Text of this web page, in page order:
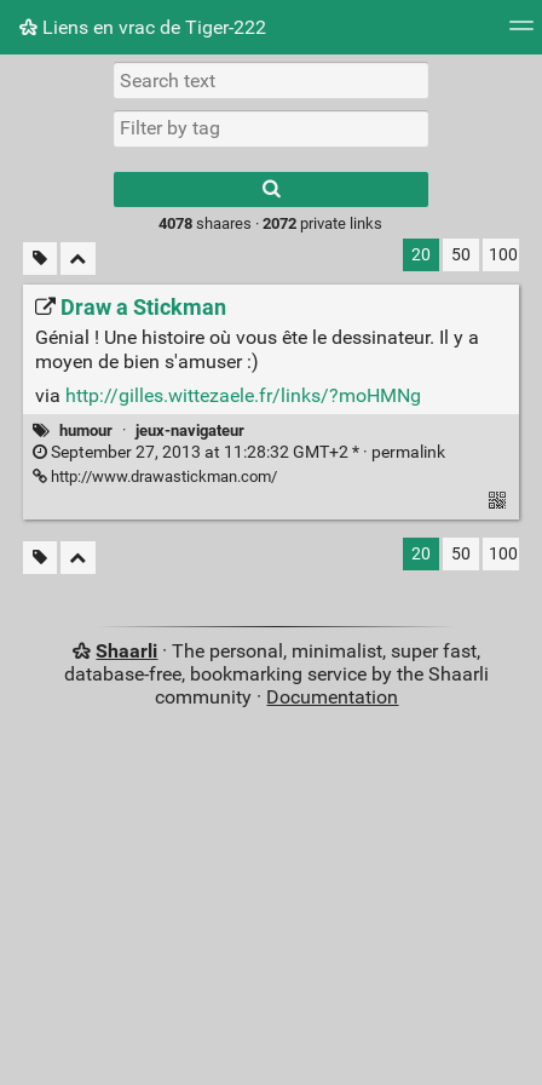
Liens en vrac de Tiger-222
Picture wall
results.
4078 shaares ·2072 private links
20 50 100
Draw a Stickman
Génial ! Une histoire où vous ête le dessinateur. Il y a
moyen de bien s'amuser :)
via http://gilles.wittezaele.fr/links/?moHMNg
humour · jeux-navigateur
September 27, 2013 at 11:28:32 GMT+2 * · permalink
http://www.drawastickman.com/
20 50 100
Shaarli · The personal, minimalist, super fast,
database-free, bookmarking service by the Shaarli
community · Documentation